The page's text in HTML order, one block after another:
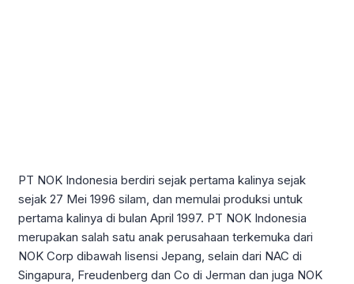
PT NOK Indonesia berdiri sejak pertama kalinya sejak
sejak 27 Mei 1996 silam, dan memulai produksi untuk
pertama kalinya di bulan April 1997. PT NOK Indonesia
merupakan salah satu anak perusahaan terkemuka dari
NOK Corp dibawah lisensi Jepang, selain dari NAC di
Singapura, Freudenberg dan Co di Jerman dan juga NOK